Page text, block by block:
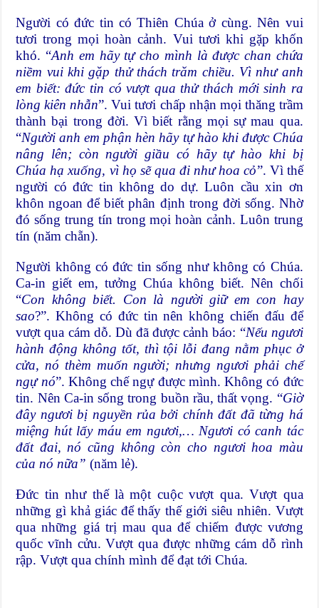
Người có đức tin có Thiên Chúa ở cùng. Nên vui
tươi trong mọi hoàn cảnh. Vui tươi khi gặp khốn
khó. “Anh em hãy tự cho mình là được chan chứa
niềm vui khi gặp thử thách trăm chiều. Vì như anh
em biết: đức tin có vượt qua thử thách mới sinh ra
lòng kiên nhẫn”. Vui tươi chấp nhận mọi thăng trầm
thành bại trong đời. Vì biết rằng mọi sự mau qua.
“Người anh em phận hèn hãy tự hào khi được Chúa
nâng lên; còn người giầu có hãy tự hào khi bị
Chúa hạ xuống, vì họ sẽ qua đi như hoa cỏ”. Vì thế
người có đức tin không do dự. Luôn cầu xin ơn
khôn ngoan để biết phân định trong đời sống. Nhờ
đó sống trung tín trong mọi hoàn cảnh. Luôn trung
tín (năm chẵn).
Người không có đức tin sống như không có Chúa.
Ca-in giết em, tưởng Chúa không biết. Nên chối
“Con không biết. Con là người giữ em con hay
sao?”. Không có đức tin nên không chiến đấu để
vượt qua cám dỗ. Dù đã được cảnh báo: “Nếu ngươi
hành động không tốt, thì tội lỗi đang nằm phục ở
cửa, nó thèm muốn người; nhưng ngươi phải chế
ngự nó”. Không chế ngự được mình. Không có đức
tin. Nên Ca-in sống trong buồn rầu, thất vọng. “Giờ
đây ngươi bị nguyền rủa bởi chính đất đã từng há
miệng hút lấy máu em ngươi,… Ngươi có canh tác
đất đai, nó cũng không còn cho ngươi hoa màu
của nó nữa” (năm lẻ).
Đức tin như thế là một cuộc vượt qua. Vượt qua
những gì khả giác để thấy thế giới siêu nhiên. Vượt
qua những giá trị mau qua để chiếm được vương
quốc vĩnh cửu. Vượt qua được những cám dỗ rình
rập. Vượt qua chính mình để đạt tới Chúa.